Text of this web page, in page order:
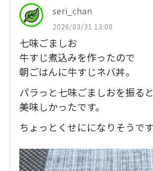
seri_chan
2026/03/31 13:00
七味ごましお
牛すじ煮込みを作ったので
朝ごはんに牛すじネバ丼。
パラっと七味ごましおを振ると
美味しかったです。
ちょっとくせにになりそうです